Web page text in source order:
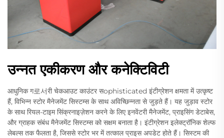
उन्नत एकीकरण और कनेक्टिविटी
आधुनिक ग로서री चेकआउट काउंटर सophisticated इंटीग्रेशन क्षमता में उत्कृष्ट
हैं, विभिन्न स्टोर मैनेजमेंट सिस्टम्स के साथ अविच्छिन्नता से जुड़ते हैं। यह जुड़ाव स्टोर
के साथ रियल-टाइम सिंक्रनाइज़ेशन करने के लिए इनवेंटरी मैनेजमेंट, प्राइसिंग डेटाबेस,
और ग्राहक संबंध मैनेजमेंट सिस्टम्स को सक्षम बनाता है। इंटीग्रेशन इलेक्ट्रॉनिक शेल्फ
लेबल्स तक फैलता है, जिससे स्टोर भर में तत्काल प्राइस अपडेट होते हैं। सिस्टम की